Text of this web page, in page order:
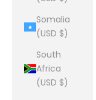
Somalia
(USD $)
South
Africa
(USD $)